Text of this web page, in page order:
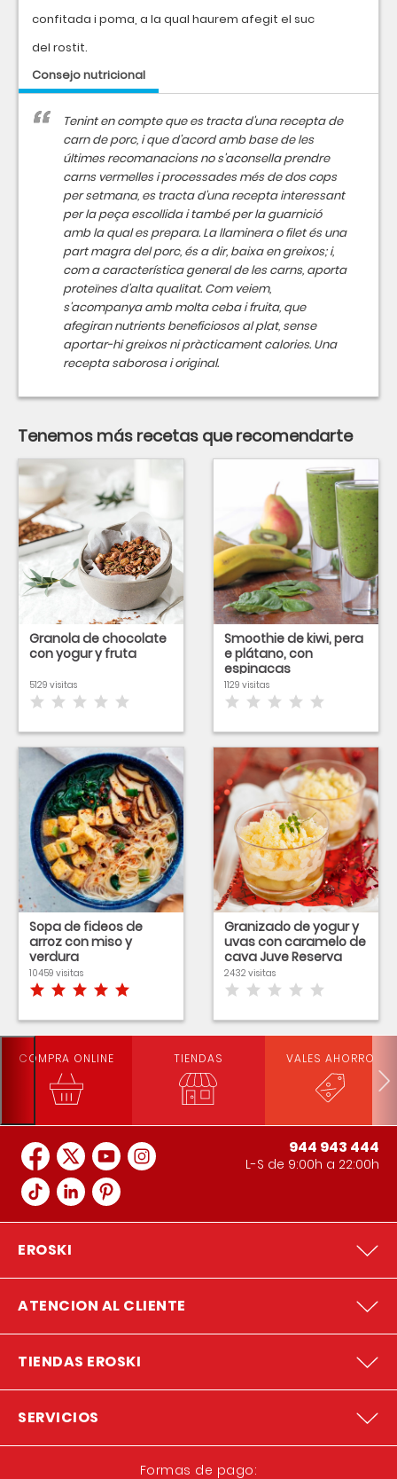
confitada i poma, a la qual haurem afegit el suc
del rostit.
Consejo nutricional
Tenint en compte que es tracta d'una recepta de
carn de porc, i que d’acord amb base de les
últimes recomanacions no s'aconsella prendre
carns vermelles i processades més de dos cops
per setmana, es tracta d'una recepta interessant
per la peça escollida i també per la guarnició
amb la qual es prepara. La llaminera o filet és una
part magra del porc, és a dir, baixa en greixos; i,
com a característica general de les carns, aporta
proteïnes d'alta qualitat. Com veiem,
s'acompanya amb molta ceba i fruita, que
afegiran nutrients beneficiosos al plat, sense
aportar-hi greixos ni pràcticament calories. Una
recepta saborosa i original.
Tenemos más recetas que recomendarte
Granola de chocolate
con yogur y fruta
5129 visitas
Smoothie de kiwi, pera
e plátano, con
espinacas
1129 visitas
Sopa de fideos de
arroz con miso y
verdura
10459 visitas
Granizado de yogur y
uvas con caramelo de
cava Juve Reserva
Camps y tomillo
2432 visitas
COMPRA ONLINE TIENDAS VALES AHORRO
944 943 444
L-S de 9:00h a 22:00h
EROSKI
ATENCION AL CLIENTE
TIENDAS EROSKI
SERVICIOS
Formas de pago: